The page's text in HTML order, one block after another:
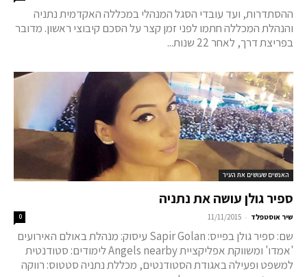
ההסתדרות, ועד עובדי הסגל המנהלי במכללה האקדמית נתניה
והנהלת המכללה חתמו לפני זמן קצר על הסכם קיבוצי ראשון. מדובר
בפריצת דרך, לאחר 22 שנות...
האנשים שעושים את העיר
ספיר גולן עושה את נתניה
שיר אוסטפלד -
11/11/2015
0
שם: ספיר גולן בפייס: Sapir Golan עיסוק: מנהלת באולם האירועים
'אמדו' ומשווקת אפליקציית Angels nearby לימודים: סטודנטית
למשפט ופעילה באגודת הסטודנטים, מכללת נתניה סטטוס: רווקה